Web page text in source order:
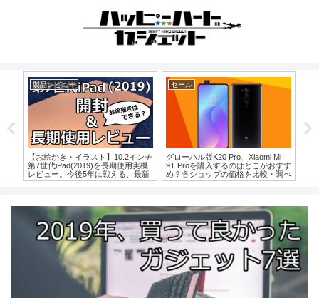
製品レビュー
【お絵かき・イラスト】10.2インチ
第7世代iPad(2019)を長期使用実機
レビュー。今後5年は戦える、最新
無印iPadは最安3万円台なのにほぼ
セール
グローバル版K20 Pro、Xiaomi Mi
9T Proを購入するのはどこがおすす
め？各ショップの価格を比較・調べ
てみました。